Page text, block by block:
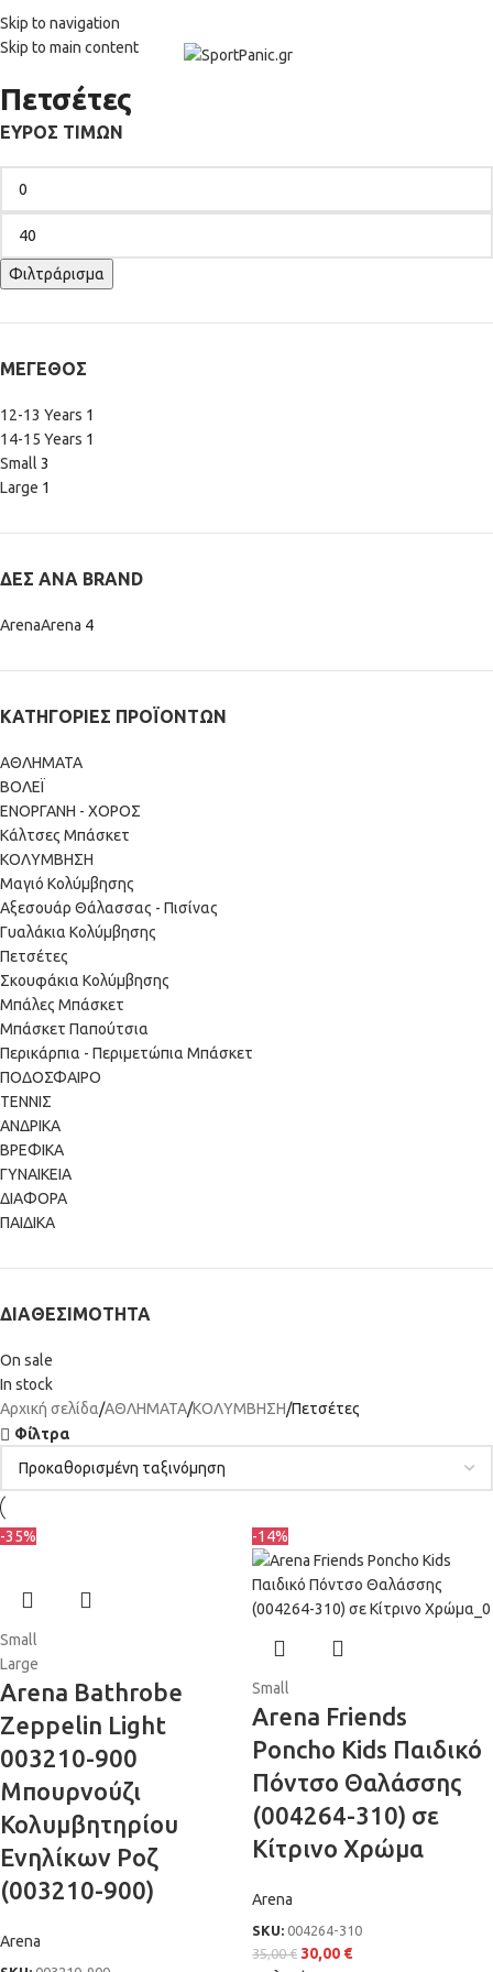
Skip to navigation
Skip to main content
+302315115372
Πετσέτες
ΕΎΡΟΣ ΤΙΜΏΝ
Φιλτράρισμα
ΜΈΓΕΘΟΣ
12-13 Years 1
14-15 Years 1
Small 3
Large 1
ΔΕΣ ΑΝΆ BRAND
ArenaArena 4
ΚΑΤΗΓΟΡΊΕΣ ΠΡΟΪΌΝΤΩΝ
ΑΘΛΗΜΑΤΑ
ΒΟΛΕΪ
ΕΝΟΡΓΑΝΗ - ΧΟΡΟΣ
Κάλτσες Μπάσκετ
ΚΟΛΥΜΒΗΣΗ
Mαγιό Κολύμβησης
Αξεσουάρ Θάλασσας - Πισίνας
Γυαλάκια Κολύμβησης
Πετσέτες
Σκουφάκια Κολύμβησης
Μπάλες Μπάσκετ
Μπάσκετ Παπούτσια
Περικάρπια - Περιμετώπια Μπάσκετ
ΠΟΔΟΣΦΑΙΡΟ
ΤΕΝΝΙΣ
ΑΝΔΡΙΚΑ
ΒΡΕΦΙΚΑ
ΓΥΝΑΙΚΕΙΑ
ΔΙΑΦΟΡΑ
ΠΑΙΔΙΚΑ
ΔΙΑΘΕΣΙΜΌΤΗΤΑ
On sale
In stock
Αρχική σελίδα ΑΘΛΗΜΑΤΑ ΚΟΛΥΜΒΗΣΗ Πετσέτες
Φίλτρα
-35%
Small
Large
Arena Bathrobe
Zeppelin Light
003210-900
Μπουρνούζι
Κολυμβητηρίου
Ενηλίκων Ροζ
(003210-900)
Arena
-14%
Small
Arena Friends
Poncho Kids Παιδικό
Πόντσο Θαλάσσης
(004264-310) σε
Κίτρινο Χρώμα
Arena
SKU: 004264-310
35,00€ 30,00 €